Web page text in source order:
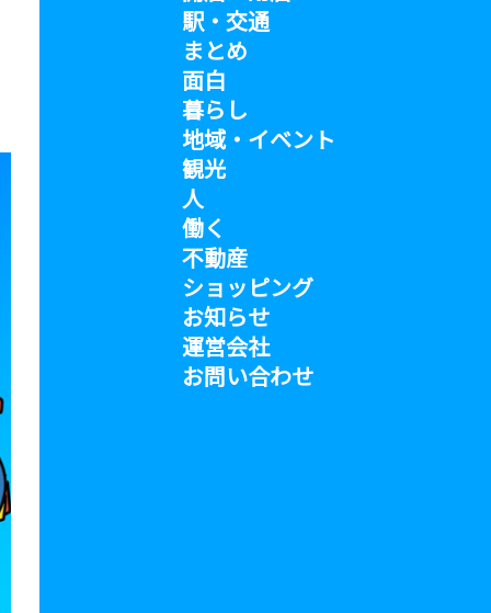
駅・交通
まとめ
面白
暮らし
地域・イベント
観光
人
働く
不動産
ショッピング
お知らせ
運営会社
お問い合わせ